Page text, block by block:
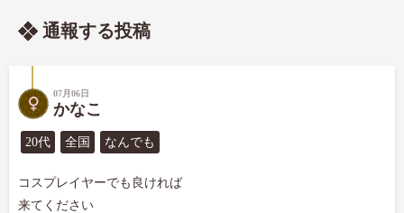
通報する投稿
07月06日
かなこ
20代 全国 なんでも
コスプレイヤーでも良ければ
来てください